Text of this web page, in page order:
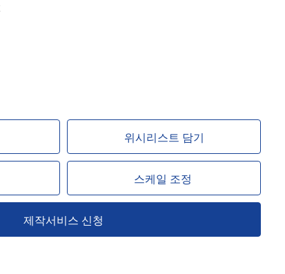
위시리스트 담기
스케일 조정
제작서비스 신청